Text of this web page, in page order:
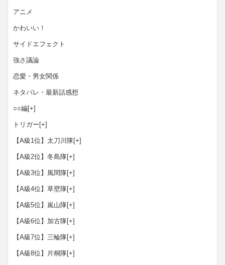
アニメ
かわいい！
サイドエフェクト
強さ議論
恋愛・男女関係
ネタバレ・最新話感想
○○編[+]
トリガー [+]
【A級1位】太刀川隊[+]
【A級2位】冬島隊[+]
【A級3位】風間隊[+]
【A級4位】草壁隊[+]
【A級5位】嵐山隊[+]
【A級6位】加古隊[+]
【A級7位】三輪隊[+]
【A級8位】片桐隊[+]